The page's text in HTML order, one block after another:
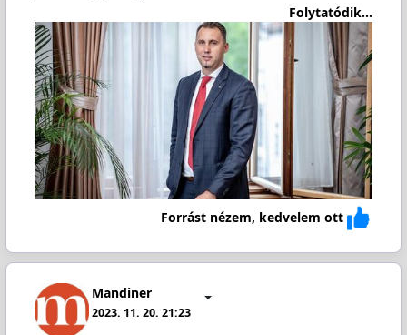
Folytatódik...
Forrást nézem, kedvelem ott
Mandiner
2023. 11. 20. 21:23